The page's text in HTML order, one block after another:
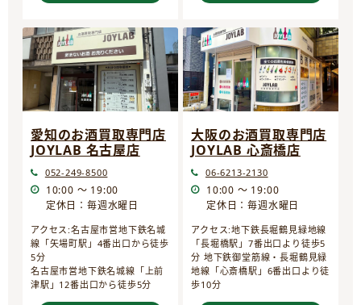
愛知のお酒買取専門店
JOYLAB 名古屋店
052-249-8500
10:00 ～ 19:00
定休日：毎週水曜日
アクセス:名古屋市営地下鉄名城
線「矢場町駅」4番出口から徒歩
5分
名古屋市営地下鉄名城線「上前
津駅」12番出口から徒歩5分
大阪のお酒買取専門店
JOYLAB 心斎橋店
06-6213-2130
10:00 ～ 19:00
定休日：毎週水曜日
アクセス:地下鉄長堀鶴見緑地線
「長堀橋駅」7番出口より徒歩5
分 地下鉄御堂筋線・長堀鶴見緑
地線「心斎橋駅」6番出口より徒
歩10分